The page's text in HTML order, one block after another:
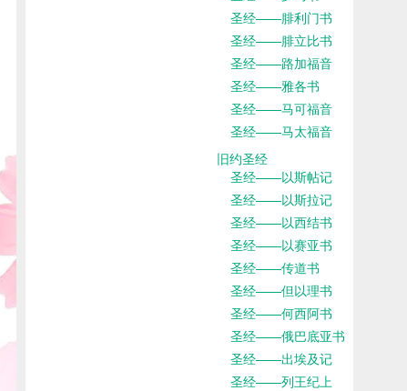
圣经——腓利门书
圣经——腓立比书
圣经——路加福音
圣经——雅各书
圣经——马可福音
圣经——马太福音
旧约圣经
圣经——以斯帖记
圣经——以斯拉记
圣经——以西结书
圣经——以赛亚书
圣经——传道书
圣经——但以理书
圣经——何西阿书
圣经——俄巴底亚书
圣经——出埃及记
圣经——列王纪上